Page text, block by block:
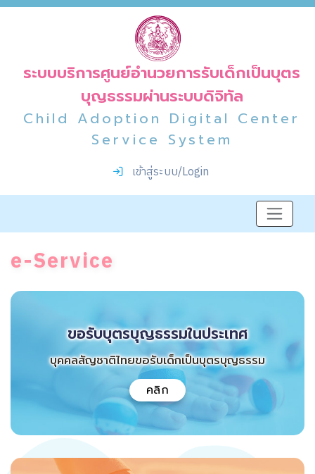
ระบบบริการศูนย์อำนวยการรับเด็กเป็นบุตร
บุญธรรมผ่านระบบดิจิทัล
Child Adoption Digital Center
Service System
เข้าสู่ระบบ/Login
e-Service
ขอรับบุตรบุญธรรมในประเทศ
บุคคลสัญชาติไทยขอรับเด็กเป็นบุตรบุญธรรม
คลิก